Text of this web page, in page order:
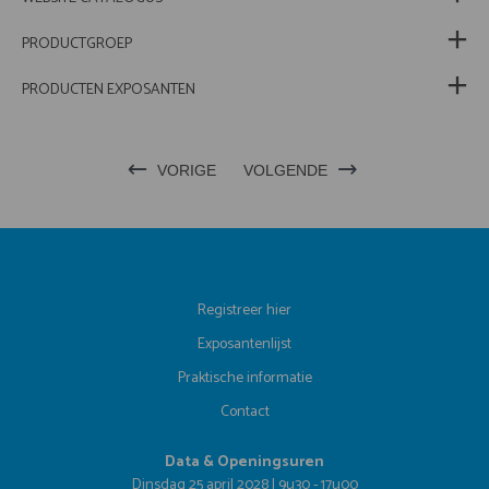
PRODUCTGROEP
PRODUCTEN EXPOSANTEN
VORIGE VOLGENDE
Registreer hier
Exposantenlijst
Praktische informatie
Contact
Data & Openingsuren